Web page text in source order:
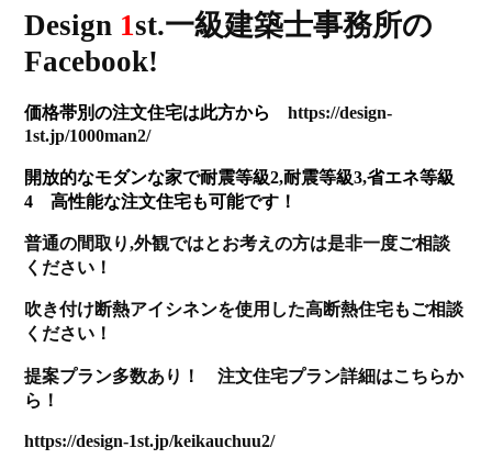
Design 1st.一級建築士事務所の
Facebook!
価格帯別の注文住宅は此方からhttps://design-
1st.jp/1000man2/
開放的なモダンな家で耐震等級2,耐震等級3,省エネ等級
4 高性能な注文住宅も可能です！
普通の間取り,外観ではとお考えの方は是非一度ご相談
ください ！
吹き付け断熱アイシネンを使用した高断熱住宅もご相談
ください！
提案プラン多数あり！ 注文住宅プラン詳細はこちらか
ら！
https://design-1st.jp/keikauchuu2/